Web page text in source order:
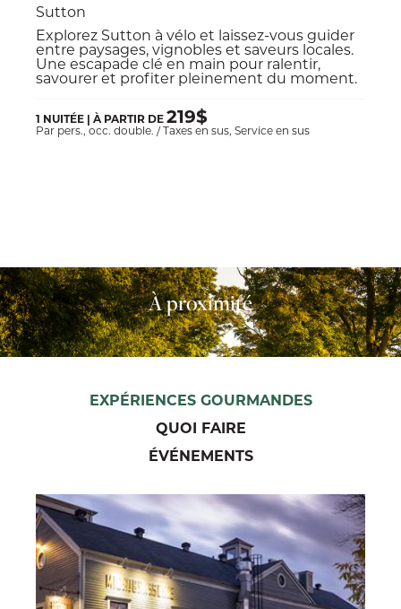
Sutton
Explorez Sutton à vélo et laissez-vous guider
entre paysages, vignobles et saveurs locales.
Une escapade clé en main pour ralentir,
savourer et profiter pleinement du moment.
1 NUITÉE | À PARTIR DE219$
Par pers., occ. double. / Taxes en sus, Service en sus
À proximité
EXPÉRIENCES GOURMANDES
QUOI FAIRE
ÉVÉNEMENTS